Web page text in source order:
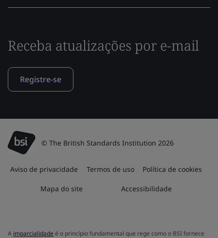
Receba atualizações por e-mail
Registre-se
© The British Standards Institution 2026
Aviso de privacidade Termos de uso Política de cookies
Mapa do site Accessibilidade
A imparcialidade é o princípio fundamental que rege como o BSI fornece